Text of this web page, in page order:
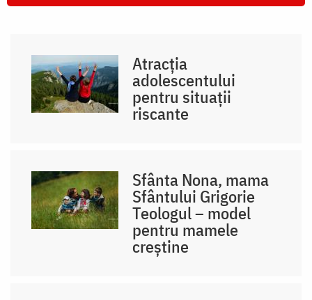
Atracția
adolescentului
pentru situații
riscante
Sfânta Nona, mama
Sfântului Grigorie
Teologul – model
pentru mamele
creștine